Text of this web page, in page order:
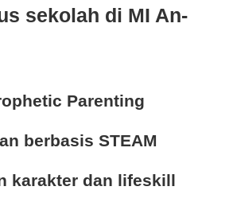
sekolah di MI An-
Parenting
berbasis STEAM
karakter dan lifeskill